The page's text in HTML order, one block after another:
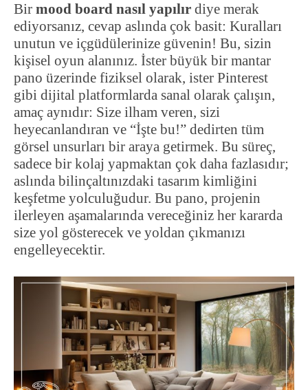
Bir mood board nasıl yapılır diye merak
ediyorsanız, cevap aslında çok basit: Kuralları
unutun ve içgüdülerinize güvenin! Bu, sizin
kişisel oyun alanınız. İster büyük bir mantar
pano üzerinde fiziksel olarak, ister Pinterest
gibi dijital platformlarda sanal olarak çalışın,
amaç aynıdır: Size ilham veren, sizi
heyecanlandıran ve “İşte bu!” dedirten tüm
görsel unsurları bir araya getirmek. Bu süreç,
sadece bir kolaj yapmaktan çok daha fazlasıdır;
aslında bilinçaltınızdaki tasarım kimliğini
keşfetme yolculuğudur. Bu pano, projenin
ilerleyen aşamalarında vereceğiniz her kararda
size yol gösterecek ve yoldan çıkmanızı
engelleyecektir.